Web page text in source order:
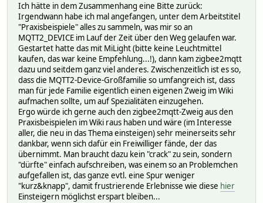
Ich hätte in dem Zusammenhang eine Bitte zurück:
Irgendwann habe ich mal angefangen, unter dem Arbeitstitel
"Praxisbeispiele" alles zu sammeln, was mir so an
MQTT2_DEVICE im Lauf der Zeit über den Weg gelaufen war.
Gestartet hatte das mit MiLight (bitte keine Leuchtmittel
kaufen, das war keine Empfehlung...!), dann kam zigbee2mqtt
dazu und seitdem ganz viel anderes. Zwischenzeitlich ist es so,
dass die MQTT2-Device-Großfamilie so umfangreich ist, dass
man für jede Familie eigentlich einen eigenen Zweig im Wiki
aufmachen sollte, um auf Spezialitäten einzugehen.
Ergo würde ich gerne auch den zigbee2mqtt-Zweig aus den
Praxisbeispielen im Wiki raus haben und wäre (im Interesse
aller, die neu in das Thema einsteigen) sehr meinerseits sehr
dankbar, wenn sich dafür ein Freiwilliger fände, der das
übernimmt. Man braucht dazu kein "crack" zu sein, sondern
"dürfte" einfach aufschreiben, was einem so an Problemchen
aufgefallen ist, das ganze evtl. eine Spur weniger
"kurz&knapp", damit frustrierende Erlebnisse wie diese hier
Einsteigern möglichst erspart bleiben...